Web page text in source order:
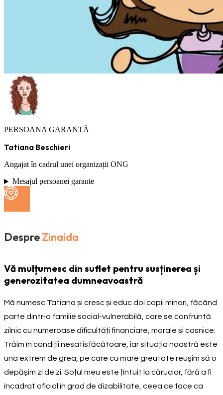
PERSOANA GARANTĂ
Tatiana Beschieri
Angajat în cadrul unei organizații ONG
Mesajul persoanei garante
DespreZinaida
Vă mulțumesc din suflet pentru susținerea și
generozitatea dumneavoastră
Mă numesc Tatiana și cresc și educ doi copii minori, făcând
parte dintr-o familie social-vulnerabilă, care se confruntă
zilnic cu numeroase dificultăți financiare, morale și casnice.
Trăim în condiții nesatisfăcătoare, iar situația noastră este
una extrem de grea, pe care cu mare greutate reușim să o
depășim zi de zi. Soțul meu este țintuit la cărucior, fără a fi
încadrat oficial în grad de dizabilitate, ceea ce face ca